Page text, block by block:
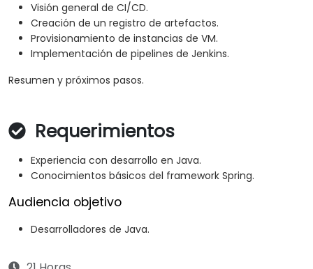
Visión general de CI/CD.
Creación de un registro de artefactos.
Provisionamiento de instancias de VM.
Implementación de pipelines de Jenkins.
Resumen y próximos pasos.
Requerimientos
Experiencia con desarrollo en Java.
Conocimientos básicos del framework Spring.
Audiencia objetivo
Desarrolladores de Java.